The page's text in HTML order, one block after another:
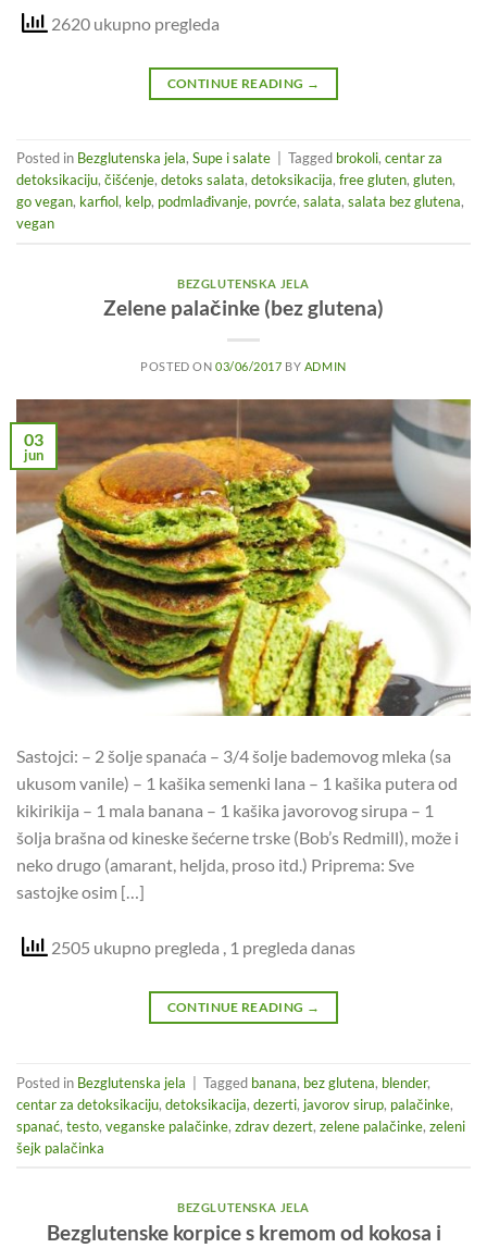
2620 ukupno pregleda
CONTINUE READING →
Posted in Bezglutenska jela, Supe i salate Tagged brokoli, centar za
detoksikaciju, čišćenje, detoks salata, detoksikacija, free gluten, gluten,
go vegan, karfiol, kelp, podmlađivanje, povrće, salata, salata bez glutena,
vegan
BEZGLUTENSKA JELA
Zelene palačinke (bez glutena)
POSTED ON 03/06/2017 BY ADMIN
03
jun
Sastojci: – 2 šolje spanaća – 3/4 šolje bademovog mleka (sa
ukusom vanile) – 1 kašika semenki lana – 1 kašika putera od
kikirikija – 1 mala banana – 1 kašika javorovog sirupa – 1
šolja brašna od kineske šećerne trske (Bob’s Redmill), može i
neko drugo (amarant, heljda, proso itd.) Priprema: Sve
sastojke osim […]
2505 ukupno pregleda , 1 pregleda danas
CONTINUE READING →
Posted in Bezglutenska jela | Tagged banana, bez glutena, blender,
centar za detoksikaciju, detoksikacija, dezerti, javorov sirup, palačinke,
spanać, testo, veganske palačinke, zdrav dezert, zelene palačinke, zeleni
šejk palačinka
BEZGLUTENSKA JELA
Bezglutenske korpice s kremom od kokosa i